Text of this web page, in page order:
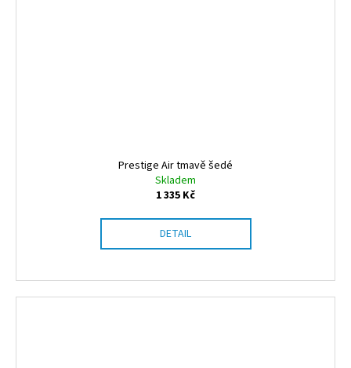
Prestige Air tmavě šedé
Skladem
1 335 Kč
DETAIL